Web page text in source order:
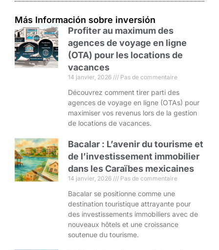
Más Información sobre inversión
Profiter au maximum des
agences de voyage en ligne
(OTA) pour les locations de
vacances
14 janvier, 2026 Pas de commentaire
Découvrez comment tirer parti des
agences de voyage en ligne (OTAs) pour
maximiser vos revenus lors de la gestion
de locations de vacances.
Bacalar : L’avenir du tourisme et
de l’investissement immobilier
dans les Caraïbes mexicaines
14 janvier, 2026 Pas de commentaire
Bacalar se positionne comme une
destination touristique attrayante pour
des investissements immobiliers avec de
nouveaux hôtels et une croissance
soutenue du tourisme.